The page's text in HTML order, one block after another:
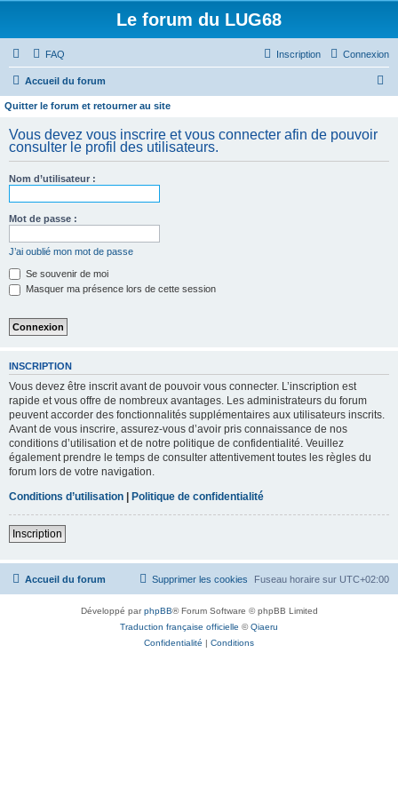
Le forum du LUG68
FAQ Connexion
Inscription
Accueil du forum
e
Quitter le forum et retourner au site
Vous devez vous inscrire et vous connecter afin de pouvoir
consulter le profil des utilisateurs.
Nom d’utilisateur :
Mot de passe :
J’ai oublié mon mot de passe
Se souvenir de moi
Masquer ma présence lors de cette session
INSCRIPTION
Vous devez être inscrit avant de pouvoir vous connecter. L’inscription est
rapide et vous offre de nombreux avantages. Les administrateurs du forum
peuvent accorder des fonctionnalités supplémentaires aux utilisateurs inscrits.
Avant de vous inscrire, assurez-vous d’avoir pris connaissance de nos
conditions d’utilisation et de notre politique de confidentialité. Veuillez
également prendre le temps de consulter attentivement toutes les règles du
forum lors de votre navigation.
Conditions d’utilisation
Politique de confidentialité
Inscription
Accueil du forum Fuseau horaire sur UTC+02:00
Supprimer les cookies
Développé parphpBB® Forum Software © phpBB Limited
Traduction française officielle ©Qiaeru
Confidentialité | Conditions